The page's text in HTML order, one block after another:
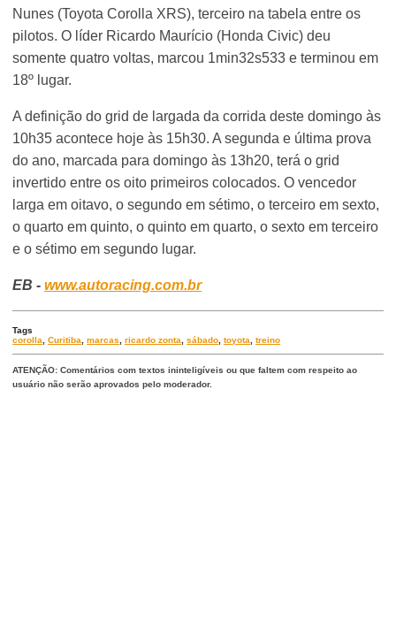
Nunes (Toyota Corolla XRS), terceiro na tabela entre os
pilotos. O líder Ricardo Maurício (Honda Civic) deu
somente quatro voltas, marcou 1min32s533 e terminou em
18º lugar.
A definição do grid de largada da corrida deste domingo às
10h35 acontece hoje às 15h30. A segunda e última prova
do ano, marcada para domingo às 13h20, terá o grid
invertido entre os oito primeiros colocados. O vencedor
larga em oitavo, o segundo em sétimo, o terceiro em sexto,
o quarto em quinto, o quinto em quarto, o sexto em terceiro
e o sétimo em segundo lugar.
EB -www.autoracing.com.br
Tags
corolla
,Curitiba ,marcas ,ricardo zonta ,sábado ,toyota ,treino
ATENÇÃO: Comentários com textos ininteligíveis ou que faltem com respeito ao
usuário não serão aprovados pelo moderador.